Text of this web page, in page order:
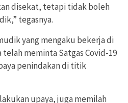
disekat, tetapi tidak boleh
tegasnya.
yang mengaku bekerja di
meminta Satgas Covid-19
penindakan di titik
upaya, juga memilah